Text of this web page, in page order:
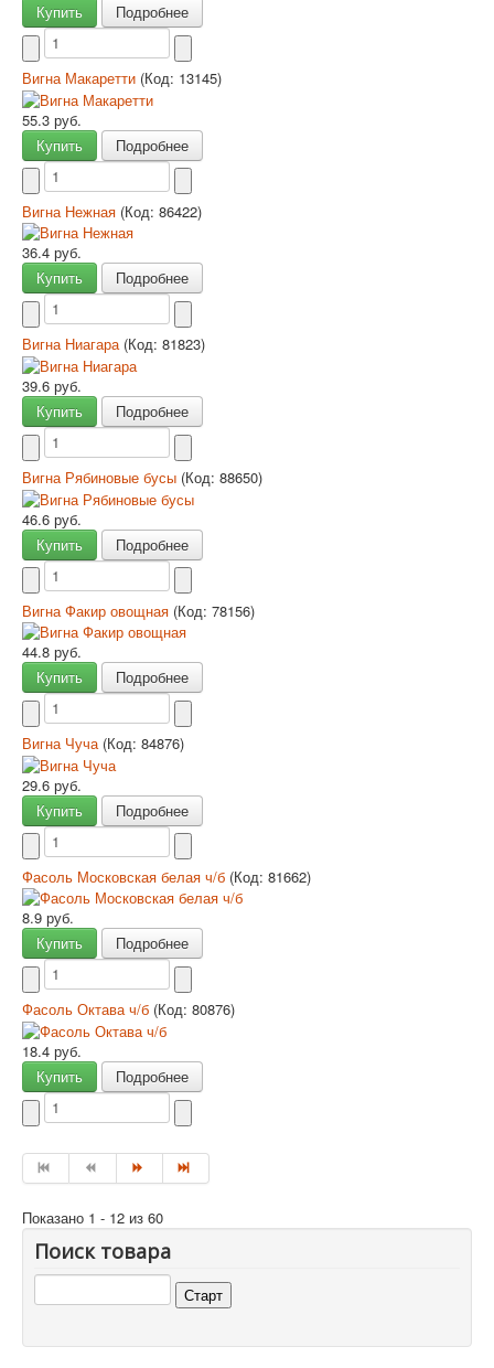
Купить
Подробнее
Вигна Макаретти (Код: 13145)
55.3 руб.
Купить
Подробнее
Вигна Нежная (Код: 86422)
36.4 руб.
Купить
Подробнее
Вигна Ниагара (Код: 81823)
39.6 руб.
Купить
Подробнее
Вигна Рябиновые бусы (Код: 88650)
46.6 руб.
Купить
Подробнее
Вигна Факир овощная (Код: 78156)
44.8 руб.
Купить
Подробнее
Вигна Чуча (Код: 84876)
29.6 руб.
Купить
Подробнее
Фасоль Московская белая ч/б (Код: 81662)
8.9 руб.
Купить
Подробнее
Фасоль Октава ч/б (Код: 80876)
18.4 руб.
Купить
Подробнее
Показано 1 - 12 из 60
Поиск товара